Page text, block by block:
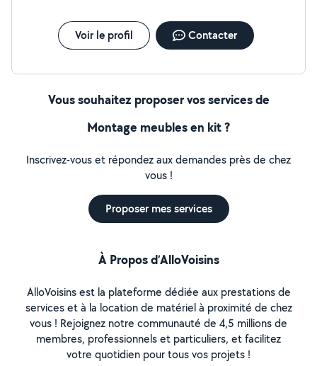
Voir le profil Contacter
Vous souhaitez proposer vos services de
Montage meubles en kit ?
Inscrivez-vous et répondez aux demandes près de chez
vous !
Proposer mes services
À Propos d’AlloVoisins
AlloVoisins est la plateforme dédiée aux prestations de
services et à la location de matériel à proximité de chez
vous ! Rejoignez notre communauté de 4,5 millions de
membres, professionnels et particuliers, et facilitez
votre quotidien pour tous vos projets !